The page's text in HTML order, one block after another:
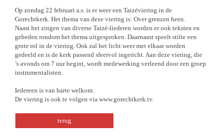
Op zondag 22 februari a.s. is er weer een Taizéviering in de
Gorechtkerk. Het thema van deze viering is: Over grenzen heen.
Naast het zingen van diverse Taizé-liederen worden er ook teksten en
gebeden rondom het thema uitgesproken. Daarnaast speelt stilte een
grote rol in de viering. Ook zal het licht weer met elkaar worden
gedeeld en is de kerk passend sfeervol ingericht. Aan deze viering, die
’s avonds om 7 uur begint, wordt medewerking verleend door een groep
instrumentalisten.
Iedereen is van harte welkom.
De viering is ook te volgen via www.gorechtkerk.tv.
terug